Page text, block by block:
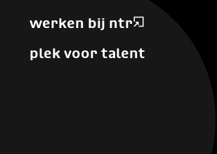
werken bij ntr
plek voor talent